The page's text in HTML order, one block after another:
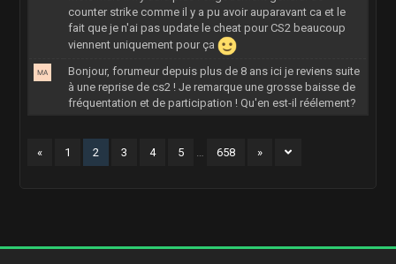
counter strike comme il y a pu avoir auparavant ca et le
fait que je n'ai pas update le cheat pour CS2 beaucoup
viennent uniquement pour ça
Bonjour, forumeur depuis plus de 8 ans ici je reviens suite
à une reprise de cs2 ! Je remarque une grosse baisse de
fréquentation et de participation ! Qu'en est-il réélement?
« 1 2 3 4 5 … 658 »